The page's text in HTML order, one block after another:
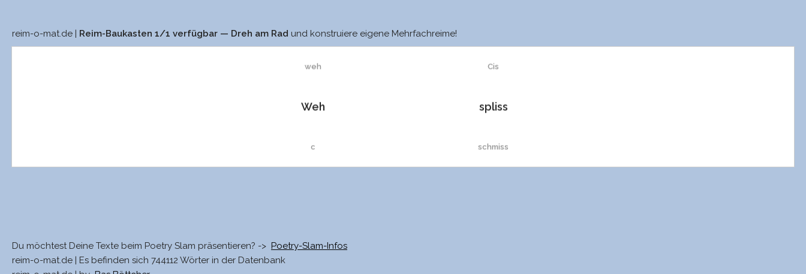
reim-o-mat.de | Reim-Baukasten 1/1 verfügbar — Dreh am Rad und konstruiere eigene Mehrfachreime!
weh
Weh
c
Cis
spliss
schmiss
Du möchtest Deine Texte beim Poetry Slam präsentieren? -> Poetry-Slam-Infos
reim-o-mat.de | Es befinden sich 744112 Wörter in der Datenbank